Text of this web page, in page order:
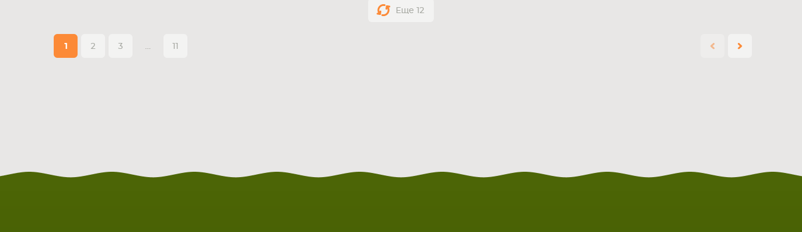
Еще 12
1 2 3 …